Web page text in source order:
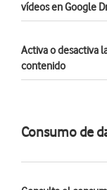
vídeos en Google
Activa o desactiva
contenido
Consumo de